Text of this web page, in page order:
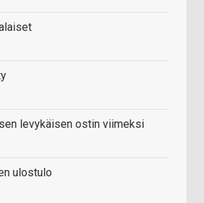
levykäisen ostin viimeksi
ulostulo